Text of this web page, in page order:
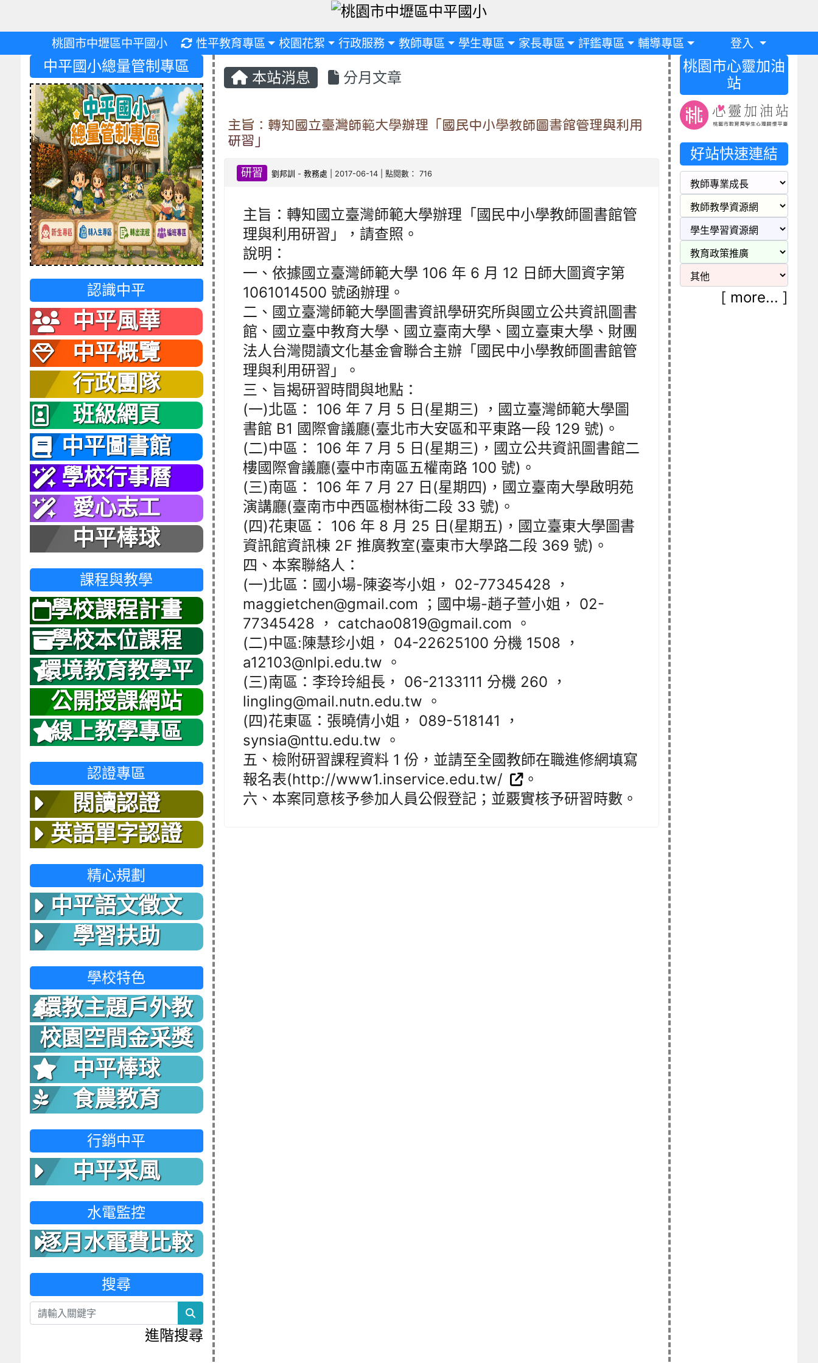
桃園市中壢區中平國小 重新取得佈景設定
性平教育專區 校園花絮 行政服務 教師專區 學生專區 家長專區 評鑑專區 輔導專區 登入
本站消息 分月文章
主旨：轉知國立臺灣師範大學辦理「國民中小學教師圖書館管理與利用
研習」
研習 劉邦訓 -教務處 | 2017-06-14 | 點閱數： 716
主旨：轉知國立臺灣師範大學辦理「國民中小學教師圖書館管
理與利用研習」，請查照。
說明：
一、依據國立臺灣師範大學 106 年 6 月 12 日師大圖資字第
1061014500 號函辦理。
二、國立臺灣師範大學圖書資訊學研究所與國立公共資訊圖書
館、國立臺中教育大學、國立臺南大學、國立臺東大學、財團
法人台灣閱讀文化基金會聯合主辦「國民中小學教師圖書館管
理與利用研習」。
三、旨揭研習時間與地點：
(一)北區： 106 年 7 月 5 日(星期三) ，國立臺灣師範大學圖
書館 B1 國際會議廳(臺北市大安區和平東路一段 129 號)。
(二)中區： 106 年 7 月 5 日(星期三)，國立公共資訊圖書館二
樓國際會議廳(臺中市南區五權南路 100 號)。
(三)南區： 106 年 7 月 27 日(星期四)，國立臺南大學啟明苑
演講廳(臺南市中西區樹林街二段 33 號)。
(四)花東區： 106 年 8 月 25 日(星期五)，國立臺東大學圖書
資訊館資訊棟 2F 推廣教室(臺東市大學路二段 369 號)。
四、本案聯絡人：
(一)北區：國小場-陳姿岑小姐， 02-77345428 ，
maggietchen@gmail.com ；國中場-趙子萱小姐， 02-
77345428 ， catchao0819@gmail.com 。
(二)中區:陳慧珍小姐， 04-22625100 分機 1508 ，
a12103@nlpi.edu.tw 。
(三)南區：李玲玲組長， 06-2133111 分機 260 ，
lingling@mail.nutn.edu.tw 。
(四)花東區：張曉倩小姐， 089-518141 ，
synsia@nttu.edu.tw 。
五、檢附研習課程資料 1 份，並請至全國教師在職進修網填寫
報名表(http://www1.inservice.edu.tw/
。
六、本案同意核予參加人員公假登記；並覈實核予研習時數。
中平國小總量管制專區
認識中平
中平風華
中平概覽
行政團隊
班級網頁
中平圖書館
學校行事曆
愛心志工
中平棒球
課程與教學
學校課程計畫
學校本位課程
環境教育教學平
台
公開授課網站
線上教學專區
認證專區
閱讀認證
英語單字認證
精心規劃
中平語文徵文
學習扶助
學校特色
環教主題戶外教
室
校園空間金采獎
中平棒球
食農教育
行銷中平
中平采風
水電監控
逐月水電費比較
表
搜尋
search
進階搜尋
桃園市心靈加油
站
好站快速連結
[ more... ]